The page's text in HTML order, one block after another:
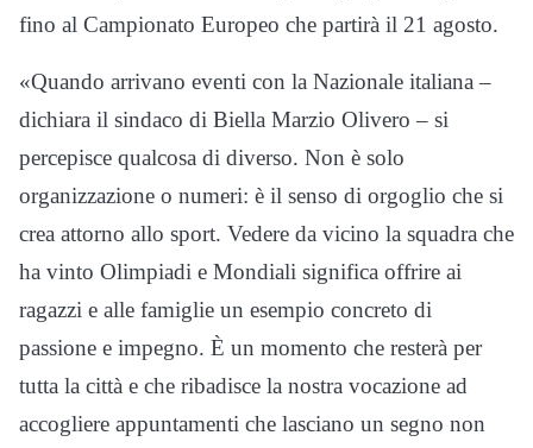
fino al Campionato Europeo che partirà il 21 agosto.
«Quando arrivano eventi con la Nazionale italiana –
dichiara il sindaco di Biella Marzio Olivero – si
percepisce qualcosa di diverso. Non è solo
organizzazione o numeri: è il senso di orgoglio che si
crea attorno allo sport. Vedere da vicino la squadra che
ha vinto Olimpiadi e Mondiali significa offrire ai
ragazzi e alle famiglie un esempio concreto di
passione e impegno. È un momento che resterà per
tutta la città e che ribadisce la nostra vocazione ad
accogliere appuntamenti che lasciano un segno non